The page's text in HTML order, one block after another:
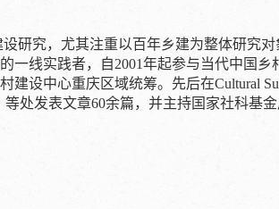
研究，尤其注重以百年乡建为整体研究对
一线实践者，自2001年起参与当代中国乡
设中心重庆区域统筹。先后在Cultural
处发表文章60余篇，并主持国家社科基